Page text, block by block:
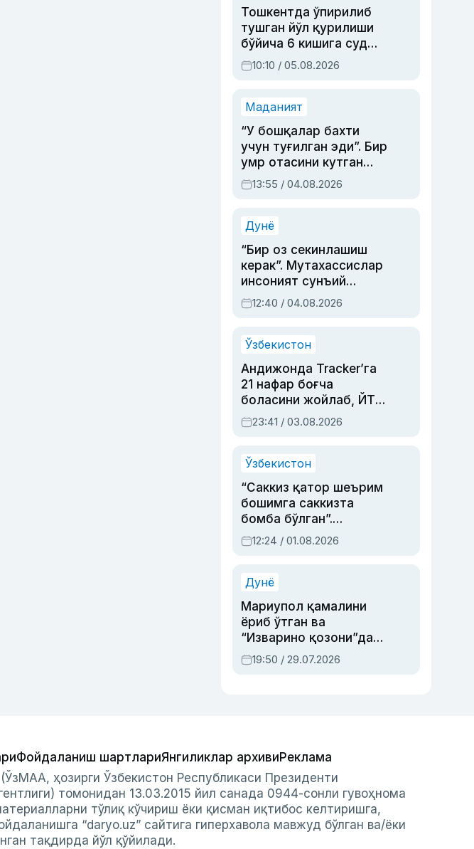
Тошкентда ўпирилиб
тушган йўл қурилиши
бўйича 6 кишига суд
ҳукми ўқилди
10:10 / 05.08.2026
Маданият
“У бошқалар бахти
учун туғилган эди”. Бир
умр отасини кутган
актриса ва дубльяж
устаси Римма
синовларга тўла ҳаёти
13:55 / 04.08.2026
Дунё
“Бир оз секинлашиш
керак”. Мутахассислар
инсоният сунъий
интеллектни бошқара
олмай қолишидан
12:40 / 04.08.2026
Ўзбекистон
Андижонда Tracker’га
21 нафар боғча
боласини жойлаб, ЙТҲ
содир этган аёлга суд
ҳукми ўқилди
23:41 / 03.08.2026
Ўзбекистон
“Саккиз қатор шеърим
бошимга саккизта
бомба бўлган”.
Абдулла Ориповни
сиёсий айбловлардан
12:24 / 01.08.2026
Дунё
Мариупол қамалини
ёриб ўтган ва
“Изварино қозони”дан
чиққан қаҳрамон —
Украина армияси бош
19:50 / 29.07.2026
Фойдаланиш шартлариЯнгиликлар архивиРеклама
ҳозирги Ўзбекистон Республикаси Президенти
томонидан 13.03.2015 йил санада 0944-сонли гувоҳнома
тўлиқ кўчириш ёки қисман иқтибос келтиришга,
“daryo.uz” сайтига гиперхавола мавжуд бўлган ва/ёки
тақдирда йўл қўйилади.